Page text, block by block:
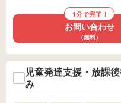
1分で完了！
お問い合わせ
（無料）
児童発達支援・放課
み